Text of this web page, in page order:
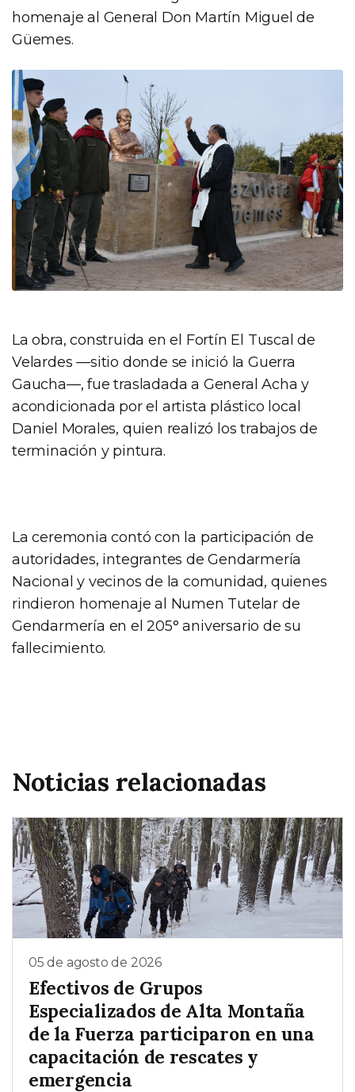
homenaje al General Don Martín Miguel de
Güemes.
La obra, construida en el Fortín El Tuscal de
Velardes —sitio donde se inició la Guerra
Gaucha—, fue trasladada a General Acha y
acondicionada por el artista plástico local
Daniel Morales, quien realizó los trabajos de
terminación y pintura.
La ceremonia contó con la participación de
autoridades, integrantes de Gendarmería
Nacional y vecinos de la comunidad, quienes
rindieron homenaje al Numen Tutelar de
Gendarmería en el 205° aniversario de su
fallecimiento.
Noticias relacionadas
05 de agosto de 2026
Efectivos de Grupos
Especializados de Alta Montaña
de la Fuerza participaron en una
capacitación de rescates y
emergencia